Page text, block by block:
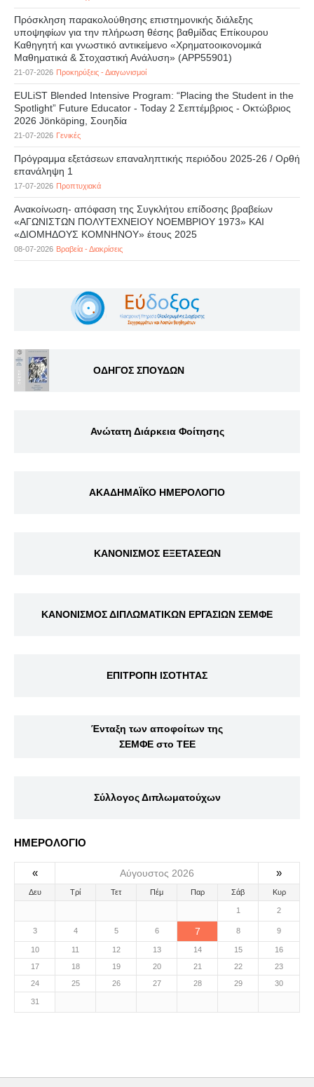
Πρόσκληση παρακολούθησης επιστημονικής διάλεξης
υποψηφίων για την πλήρωση θέσης βαθμίδας Επίκουρου
Καθηγητή και γνωστικό αντικείμενο «Χρηματοοικονομικά
Μαθηματικά & Στοχαστική Ανάλυση» (APP55901)
21-07-2026 Προκηρύξεις - Διαγωνισμοί
EULiST Blended Intensive Program: “Placing the Student in the
Spotlight” Future Educator - Today 2 Σεπτέμβριος - Οκτώβριος
2026 Jönköping, Σουηδία
21-07-2026 Γενικές
Πρόγραμμα εξετάσεων επαναληπτικής περιόδου 2025-26 / Ορθή
επανάληψη 1
17-07-2026 Προπτυχιακά
Ανακοίνωση- απόφαση της Συγκλήτου επίδοσης βραβείων
«ΑΓΩΝΙΣΤΩΝ ΠΟΛΥΤΕΧΝΕΙΟΥ ΝΟΕΜΒΡΙΟΥ 1973» ΚΑΙ
«ΔΙΟΜΗΔΟΥΣ ΚΟΜΝΗΝΟΥ» έτους 2025
08-07-2026 Βραβεία - Διακρίσεις
ΟΔΗΓΟΣ ΣΠΟΥΔΩΝ
Ανώτατη Διάρκεια Φοίτησης
ΑΚΑΔΗΜΑΪΚΟ ΗΜΕΡΟΛΟΓΙΟ
ΚΑΝΟΝΙΣΜΟΣ ΕΞΕΤΑΣΕΩΝ
ΚΑΝΟΝΙΣΜΟΣ ΔΙΠΛΩΜΑΤΙΚΩΝ ΕΡΓΑΣΙΩΝ ΣΕΜΦΕ
ΕΠΙΤΡΟΠΗ ΙΣΟΤΗΤΑΣ
Ένταξη των αποφοίτων της
ΣΕΜΦΕ στο ΤΕΕ
Σύλλογος Διπλωματούχων
ΗΜΕΡΟΛΟΓΙΟ
« Αύγουστος 2026 »
Δευ Τρί Τετ Πέμ Παρ Σάβ Κυρ
1 2
3 4 5 6 7 8 9
10 11 12 13 14 15
16
17
18 19 20 21 22
23
24
25 26 27 28 29 30
31